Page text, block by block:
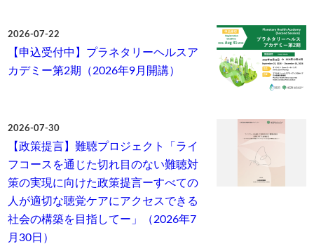
2026-07-22
【申込受付中】プラネタリーヘルスア
カデミー第2期（2026年9月開講）
2026-07-30
【政策提言】難聴プロジェクト「ライ
フコースを通じた切れ目のない難聴対
策の実現に向けた政策提言ーすべての
人が適切な聴覚ケアにアクセスできる
社会の構築を目指してー」（2026年7
月30日）